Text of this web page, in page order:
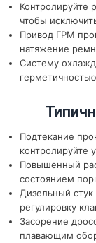
Контролируйте
чтобы
Привод ГРМ
натяжение
Систему
Подтекание
контролируйте
Повышенный
состоянием
Дизельный
регулировку
Засорение
плавающим